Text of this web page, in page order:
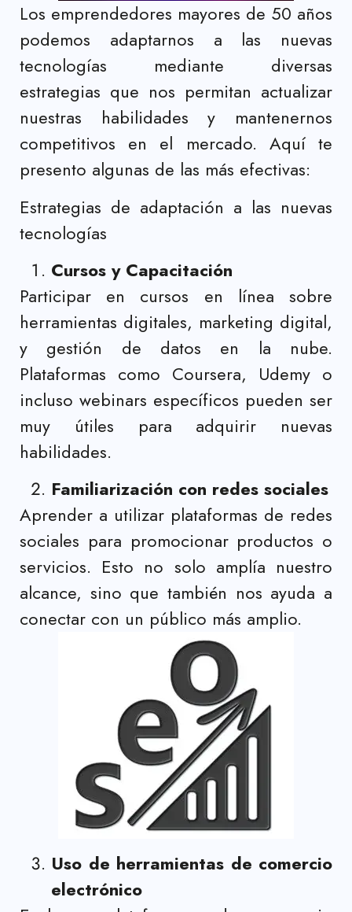
Los emprendedores mayores de 50 años
podemos adaptarnos a las nuevas
tecnologías mediante diversas
estrategias que nos permitan actualizar
nuestras habilidades y mantenernos
competitivos en el mercado. Aquí te
presento algunas de las más efectivas:
Estrategias de adaptación a las nuevas
tecnologías
Cursos y Capacitación
Participar en cursos en línea sobre
herramientas digitales, marketing digital,
y gestión de datos en la nube.
Plataformas como Coursera, Udemy o
incluso webinars específicos pueden ser
muy útiles para adquirir nuevas
habilidades.
Familiarización con redes sociales
Aprender a utilizar plataformas de redes
sociales para promocionar productos o
servicios. Esto no solo amplía nuestro
alcance, sino que también nos ayuda a
conectar con un público más amplio.
Uso de herramientas de comercio
electrónico